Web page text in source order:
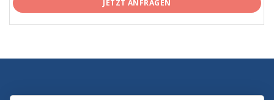
JETZT ANFRAGEN